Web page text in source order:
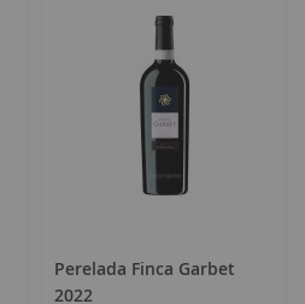
Perelada Finca Garbet
2022